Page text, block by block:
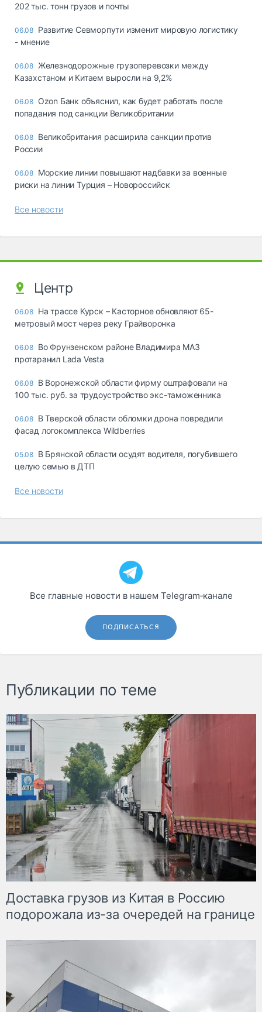
202 тыс. тонн грузов и почты
06.08 Развитие Севморпути изменит мировую логистику
- мнение
06.08 Железнодорожные грузоперевозки между
Казахстаном и Китаем выросли на 9,2%
06.08 Ozon Банк объяснил, как будет работать после
попадания под санкции Великобритании
06.08 Великобритания расширила санкции против
России
06.08 Морские линии повышают надбавки за военные
риски на линии Турция – Новороссийск
Все новости
Центр
06.08 На трассе Курск – Касторное обновляют 65-
метровый мост через реку Грайворонка
06.08 Во Фрунзенском районе Владимира МАЗ
протаранил Lada Vesta
06.08 В Воронежской области фирму оштрафовали на
100 тыс. руб. за трудоустройство экс-таможенника
06.08 В Тверской области обломки дрона повредили
фасад логокомплекса Wildberries
05.08 В Брянской области осудят водителя, погубившего
целую семью в ДТП
Все новости
Все главные новости в нашем Telegram‑канале
ПОДПИСАТЬСЯ
Публикации по теме
Доставка грузов из Китая в Россию
подорожала из-за очередей на границе